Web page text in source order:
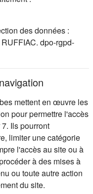
des données :
dpo-rgpd-
mettent en œuvre les
pour permettre l'accès
Ils pourront
limiter une catégorie
l'accès au site ou à
à des mises à
ou toute autre action
du site.